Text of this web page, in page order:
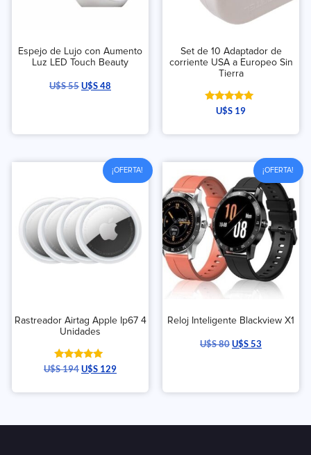
Espejo de Lujo con Aumento
Luz LED Touch Beauty
U$S55U$S48
Set de 10 Adaptador de
corriente USA a Europeo Sin
Tierra
Valorado
con
de 5
U$S 19
¡OFERTA!
Rastreador Airtag Apple Ip67 4
Unidades
Valorado
con
de 5
U$S194U$S 129
¡OFERTA!
Reloj Inteligente Blackview X1
U$S80U$S53